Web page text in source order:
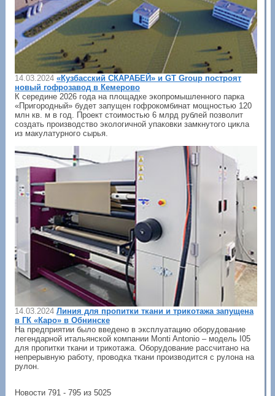
14.03.2024 «Кузбасский СКАРАБЕЙ» и GT Group построят
новый гофрозавод в Кемерово
К середине 2026 года на площадке экопромышленного парка
«Пригородный» будет запущен гофрокомбинат мощностью 120
млн кв. м в год. Проект стоимостью 6 млрд рублей позволит
создать производство экологичной упаковки замкнутого цикла
из макулатурного сырья.
14.03.2024 Линия для пропитки ткани и трикотажа запущена
в ГК «Каро» в Обнинске
На предприятии было введено в эксплуатацию оборудование
легендарной итальянской компании Monti Antonio – модель I05
для пропитки ткани и трикотажа. Оборудование рассчитано на
непрерывную работу, проводка ткани производится с рулона на
рулон.
Новости 791 - 795 из 5025